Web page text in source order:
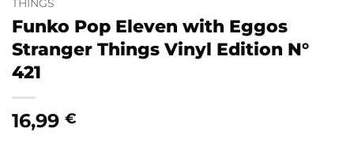
THINGS
Funko Pop Eleven with Eggos
Stranger Things Vinyl Edition N°
421
16,99 €